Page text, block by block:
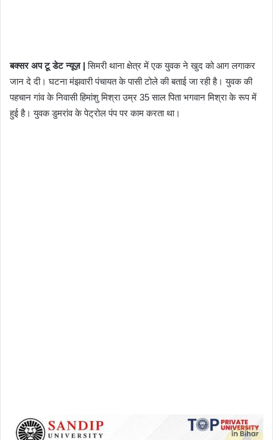
बक्सर अप टू डेट न्यूज़ | सिमरी थाना क्षेत्र में एक युवक ने खुद को आग लगाकर
जान दे दी। घटना मंझवारी पंचायत के पासी टोले की बताई जा रही है। युवक की
पहचान गांव के निवासी हिमांशु मिश्रा उम्र 35 साल पिता भगवान मिश्रा के रूप में
हुई है। युवक डुमरांव के पेट्रोल पंप पर काम करता था।